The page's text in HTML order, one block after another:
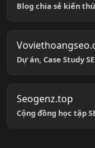
Blog chia sẻ kiến
Dự án, Case Study
Seogenz.top
Cộng đồng học tập